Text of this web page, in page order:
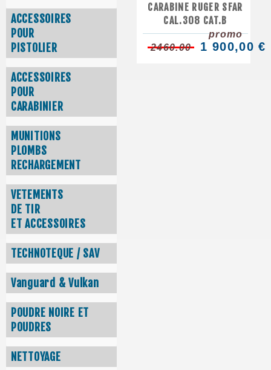
ACCESSOIRES
POUR
PISTOLIER
ACCESSOIRES
POUR
CARABINIER
MUNITIONS
PLOMBS
RECHARGEMENT
VETEMENTS
DE TIR
ET ACCESSOIRES
TECHNOTEQUE / SAV
Vanguard & Vulkan
POUDRE NOIRE ET
POUDRES
NETTOYAGE
CARABINE RUGER SFAR
CAL.308 CAT.B
promo
2460.00
1 900,00 €